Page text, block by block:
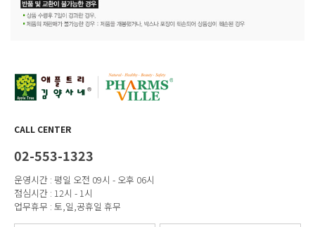
CALL CENTER
02-553-1323
운영시간 : 평일 오전 09시 - 오후 06시
점심시간 : 12시 - 1시
업무휴무 : 토,일,공휴일 휴무